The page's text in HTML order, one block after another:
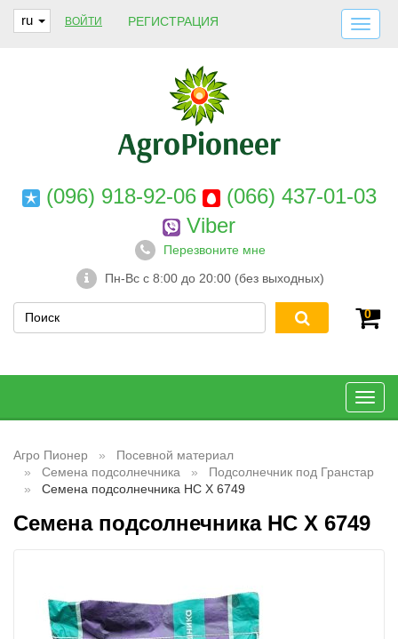
ru ВОЙТИ РЕГИСТРАЦИЯ
ДОСТАВКА И ОПЛАТА
О НАС
ГАРАНТИИ
КОНТАКТЫ
(096) 918-92-06
(066) 437-01-03
Viber
Перезвоните мне
Пн-Вс с 8:00 до 20:00 (без выходных)
0
Агро Пионер
Посевной материал
Семена подсолнечника
Подсолнечник под Гранстар
Семена подсолнечника НС Х 6749
Семена подсолнечника НС Х 6749